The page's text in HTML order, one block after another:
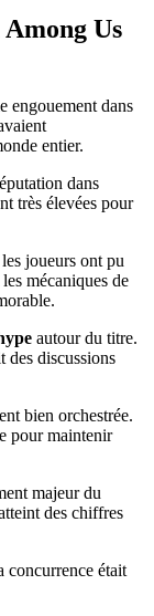
Us
engouement dans
entier.
dans
très élevées pour
joueurs ont pu
mécaniques de
autour du titre.
des discussions
bien orchestrée.
pour maintenir
majeur du
des chiffres
concurrence était